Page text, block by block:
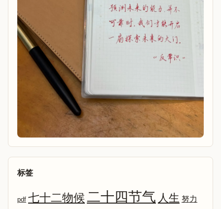
标签
pdf 七十二物候二十四节气 人生 努力